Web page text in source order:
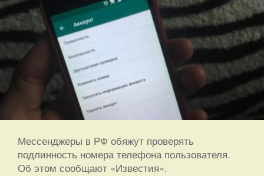
Мессенджеры в РФ обяжут проверять
подлинность номера телефона пользователя.
Об этом сообщают «Известия».